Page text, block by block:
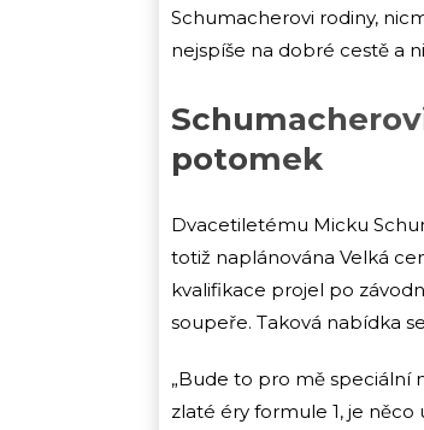
Schumacherovi rodiny,
nejspíše na dobré cestě a
potomek
Dvacetiletému Micku
totiž naplánována Velká
kvalifikace projel po
soupeře. Taková nabídka
„Bude to pro mě speciální
zlaté éry formule 1, je něco